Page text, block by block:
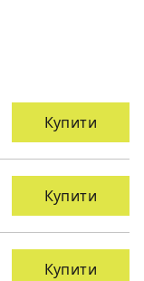
Купити
Купити
Купити